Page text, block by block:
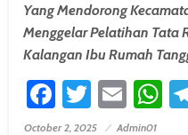
Yang Mendorong
Menggelar Pelatihan Tata
Kalangan Ibu Rumah
Facebook
Twitter
Posted On
October 2, 2025 Admin01